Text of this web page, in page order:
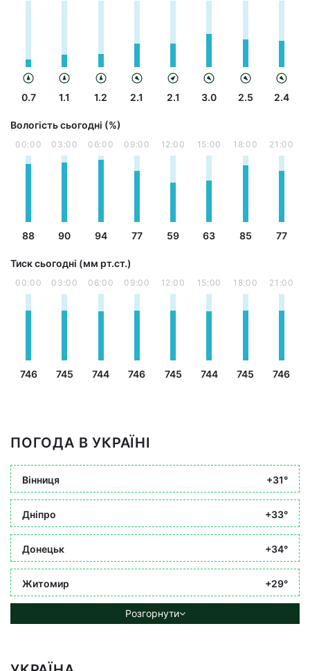
0.7 1.1 1.2 2.1 2.1 3.0 2.5 2.4
Вологість сьогодні (%)
00:00
88
03:00
90
06:00
94
09:00
77
12:00
59
15:00
63
18:00
85
21:00
77
Тиск сьогодні (мм рт.ст.)
00:00
746
03:00
745
06:00
744
09:00
746
12:00
745
15:00
744
18:00
745
21:00
746
ПОГОДА В УКРАЇНІ
Вінниця +31°
Дніпро +33°
Донецьк +34°
Житомир +29°
Розгорнути